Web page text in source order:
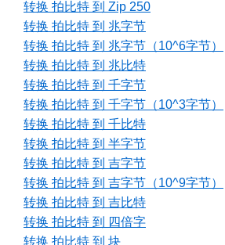
转换 拍比特 到 Zip 250
转换 拍比特 到 兆字节
转换 拍比特 到 兆字节（10^6字节）
转换 拍比特 到 兆比特
转换 拍比特 到 千字节
转换 拍比特 到 千字节（10^3字节）
转换 拍比特 到 千比特
转换 拍比特 到 半字节
转换 拍比特 到 吉字节
转换 拍比特 到 吉字节（10^9字节）
转换 拍比特 到 吉比特
转换 拍比特 到 四倍字
转换 拍比特 到 块